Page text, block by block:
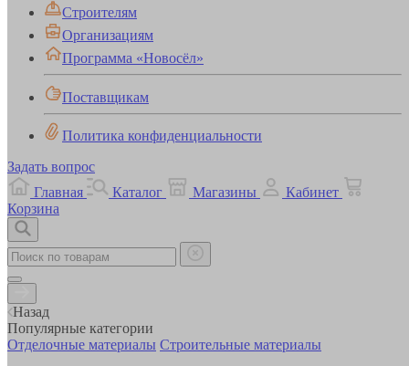
Строителям
Организациям
Программа «Новосёл»
Поставщикам
Политика конфиденциальности
Задать вопрос
Главная
Каталог Магазины
Кабинет
Корзина
Назад
Популярные категории
Отделочные материалы Строительные материалы